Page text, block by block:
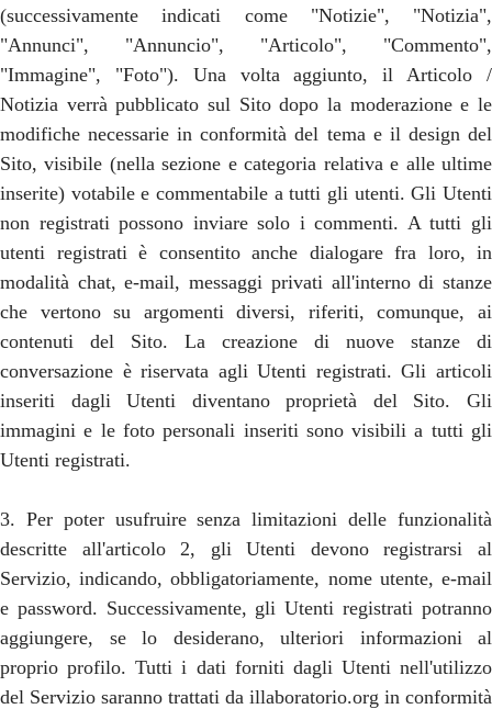
(successivamente indicati come "Notizie", "Notizia",
"Annunci", "Annuncio", "Articolo", "Commento",
"Immagine", "Foto"). Una volta aggiunto, il Articolo /
Notizia verrà pubblicato sul Sito dopo la moderazione e le
modifiche necessarie in conformità del tema e il design del
Sito, visibile (nella sezione e categoria relativa e alle ultime
inserite) votabile e commentabile a tutti gli utenti. Gli Utenti
non registrati possono inviare solo i commenti. A tutti gli
utenti registrati è consentito anche dialogare fra loro, in
modalità chat, e-mail, messaggi privati all'interno di stanze
che vertono su argomenti diversi, riferiti, comunque, ai
contenuti del Sito. La creazione di nuove stanze di
conversazione è riservata agli Utenti registrati. Gli articoli
inseriti dagli Utenti diventano proprietà del Sito. Gli
immagini e le foto personali inseriti sono visibili a tutti gli
Utenti registrati.
3. Per poter usufruire senza limitazioni delle funzionalità
descritte all'articolo 2, gli Utenti devono registrarsi al
Servizio, indicando, obbligatoriamente, nome utente, e-mail
e password. Successivamente, gli Utenti registrati potranno
aggiungere, se lo desiderano, ulteriori informazioni al
proprio profilo. Tutti i dati forniti dagli Utenti nell'utilizzo
del Servizio saranno trattati da illaboratorio.org in conformità